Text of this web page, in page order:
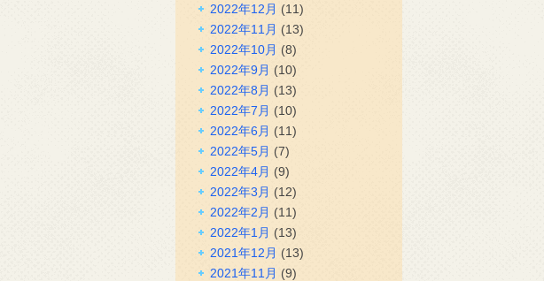
2022年12月 (11)
2022年11月 (13)
2022年10月 (8)
2022年9月 (10)
2022年8月 (13)
2022年7月 (10)
2022年6月 (11)
2022年5月 (7)
2022年4月 (9)
2022年3月 (12)
2022年2月 (11)
2022年1月 (13)
2021年12月 (13)
2021年11月 (9)